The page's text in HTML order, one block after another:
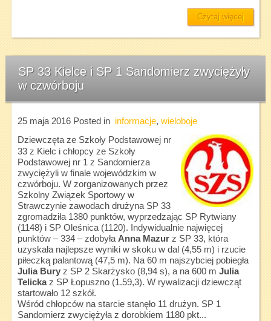
Czytaj więcej
SP 33 Kielce i SP 1 Sandomierz zwyciężyły
w czwórboju
25 maja 2016Posted in informacje, wieloboje
Dziewczęta ze Szkoły Podstawowej nr
33 z Kielc i chłopcy ze Szkoły
Podstawowej nr 1 z Sandomierza
zwyciężyli w finale wojewódzkim w
czwórboju. W zorganizowanych przez
Szkolny Związek Sportowy w
Strawczynie zawodach drużyna SP 33
zgromadziła 1380 punktów, wyprzedzając SP Rytwiany
(1148) i SP Oleśnica (1120). Indywidualnie najwięcej
punktów – 334 – zdobyła Anna Mazurz SP 33, która
uzyskała najlepsze wyniki w skoku w dal (4,55 m) i rzucie
piłeczką palantową (47,5 m). Na 60 m najszybciej pobiegła
Julia Buryz SP 2 Skarżysko (8,94 s), a na 600 m Julia
Telickaz SP Łopuszno (1.59,3). W rywalizacji dziewcząt
startowało 12 szkół.
Wśród chłopców na starcie stanęło 11 drużyn. SP 1
Sandomierz zwyciężyła z dorobkiem 1180 pkt...